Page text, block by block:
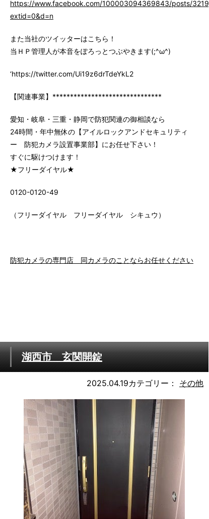
https://www.facebook.com/100003094369843/posts/
extid=0&d=n
また当社のツイッターはこちら！
当ＨＰ管理人が本音をぽろっとつぶやきます(;^ω^)
‘https://twitter.com/Ui19z6drTdeYkL2
【関連事業】*******************************
愛知・岐阜・三重・静岡で防犯関連の御相談なら
24時間・年中無休の【アイルロックアンドセキュリティ
ー 防犯カメラ設置事業部】にお任せ下さい！
すぐに駆けつけます！
★フリーダイヤル★
0120-0120-49
（フリーダイヤル フリーダイヤル シキュウ）
防犯カメラの専門店 同カメラのことならお任せください
湖西市 玄関開錠
2025.04.19カテゴリー： その他